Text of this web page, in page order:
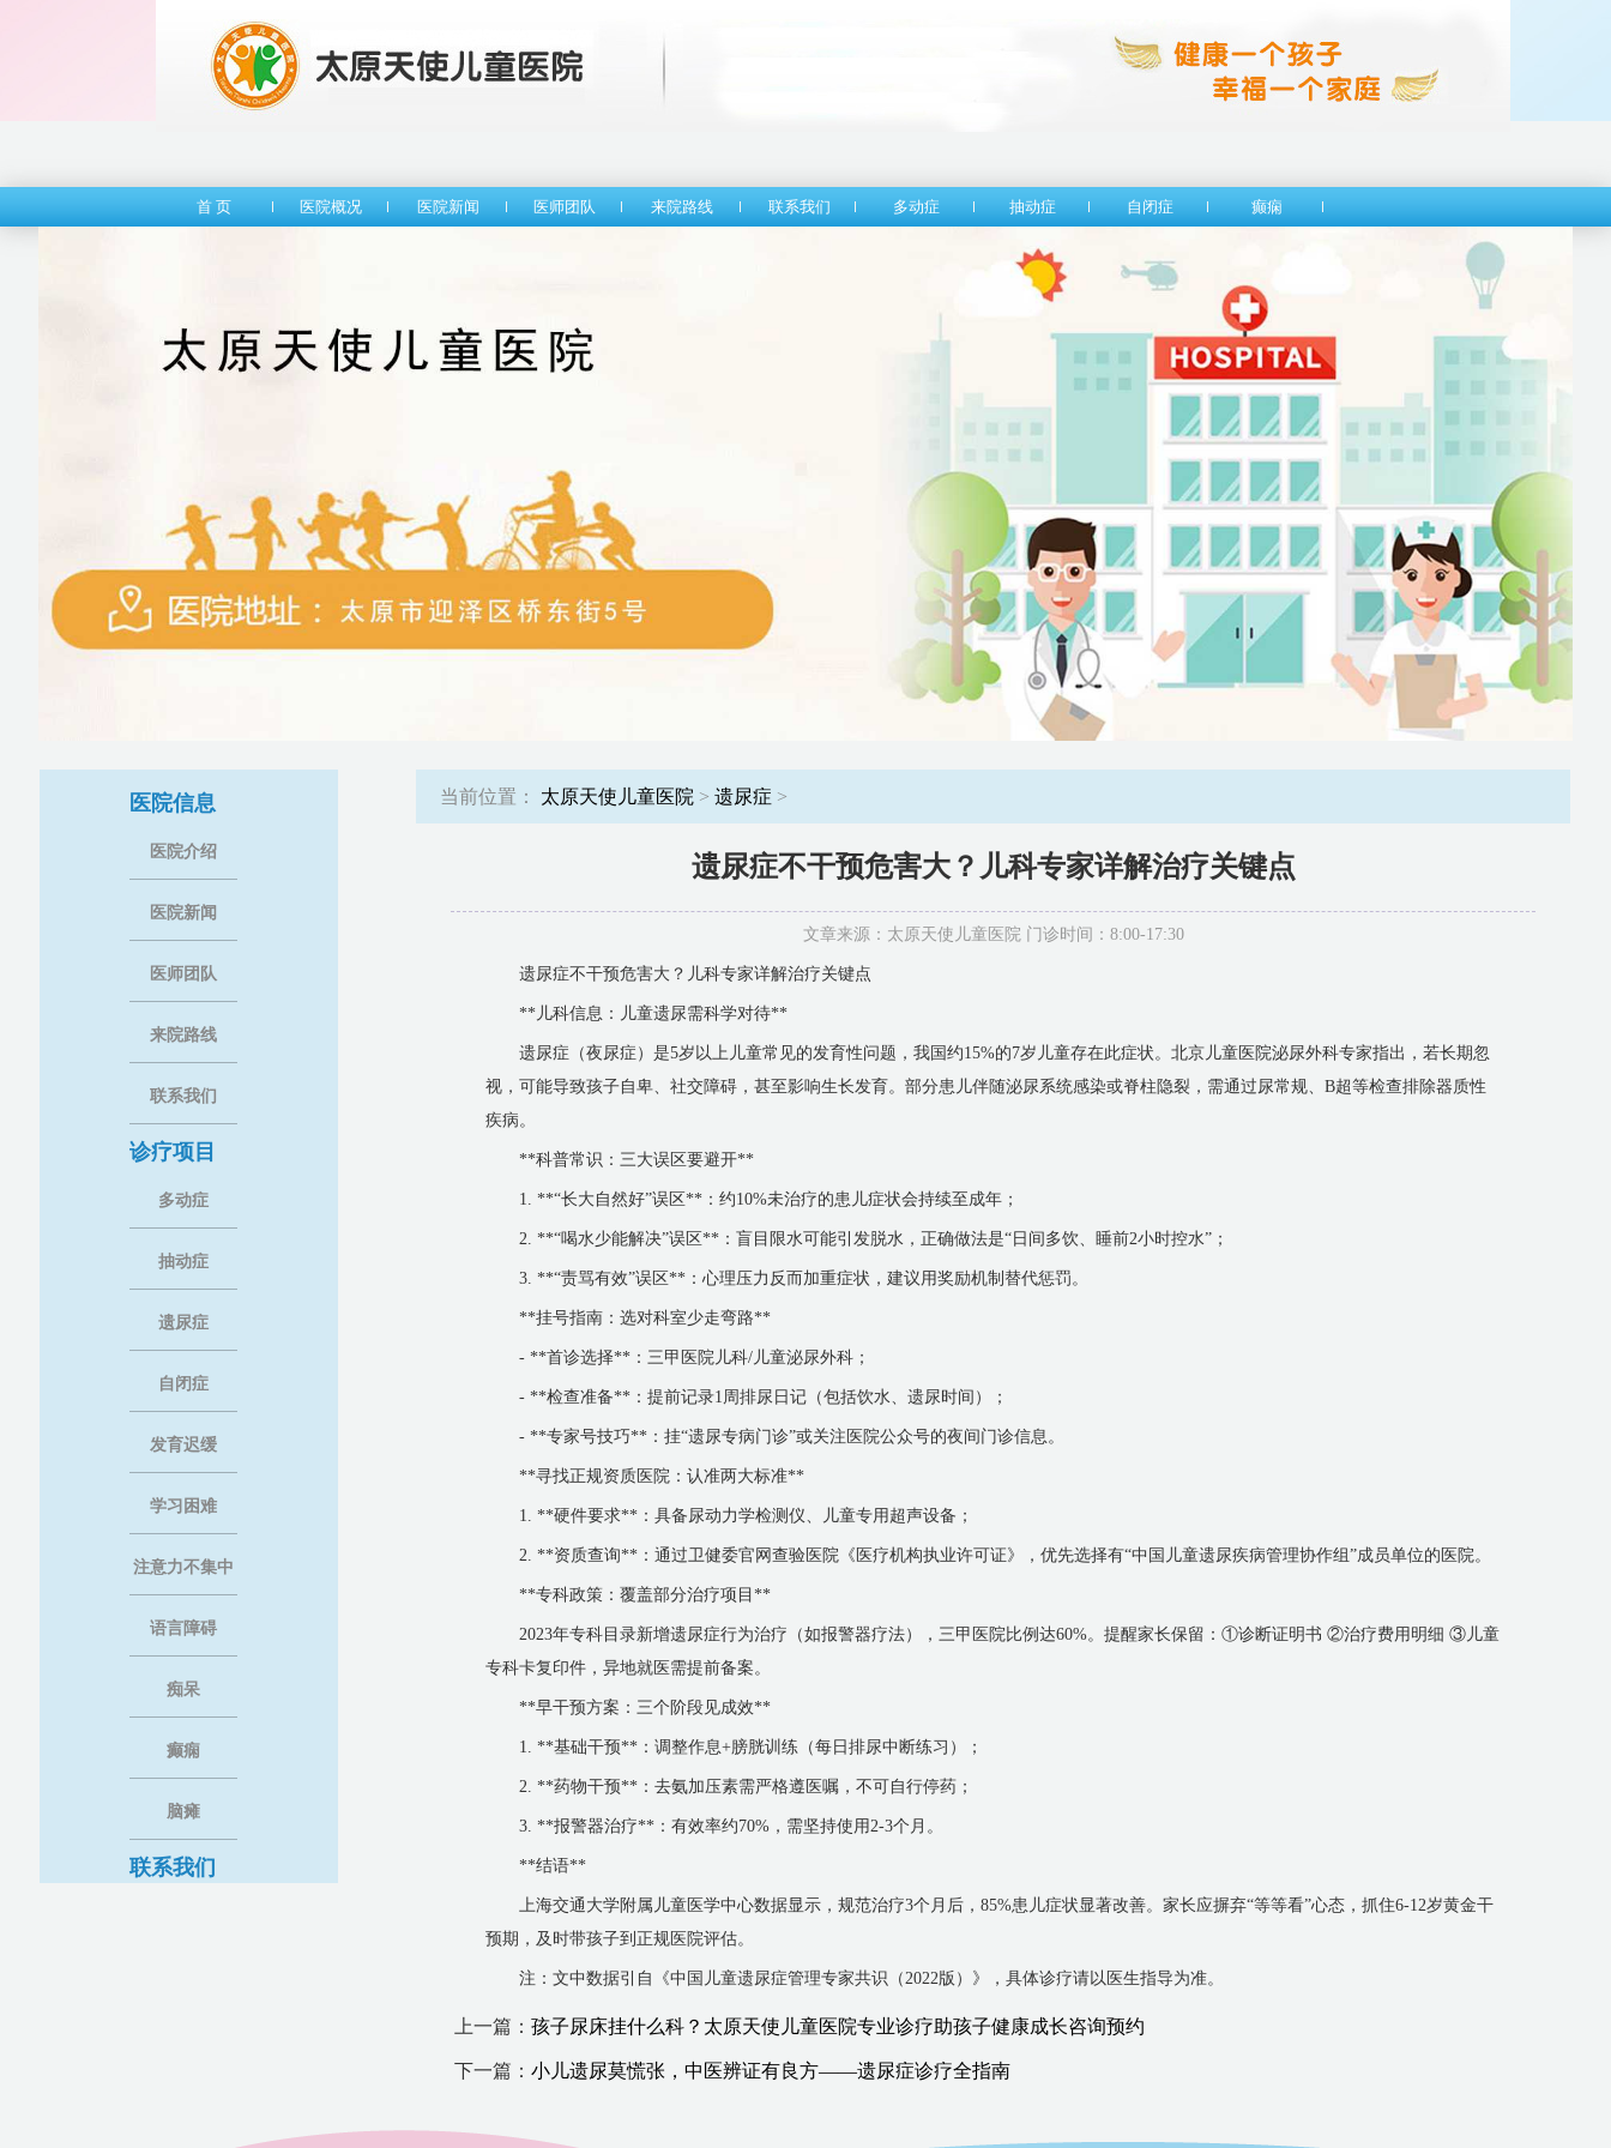
首 页 医院概况 医院新闻 医师团队 来院路线 联系我们 多动症 抽动症 自闭症 癫痫
医院信息
医院介绍
医院新闻
医师团队
来院路线
联系我们
诊疗项目
多动症
抽动症
遗尿症
自闭症
发育迟缓
学习困难
注意力不集中
语言障碍
痴呆
癫痫
脑瘫
联系我们
当前位置： 太原天使儿童医院 > 遗尿症 >
遗尿症不干预危害大？儿科专家详解治疗关键点
文章来源：太原天使儿童医院 门诊时间：8:00-17:30
遗尿症不干预危害大？儿科专家详解治疗关键点
**儿科信息：儿童遗尿需科学对待**
遗尿症（夜尿症）是5岁以上儿童常见的发育性问题，我国约15%的7岁儿童存在此症状。北京儿童医院泌尿外科专家指出，若长期忽
视，可能导致孩子自卑、社交障碍，甚至影响生长发育。部分患儿伴随泌尿系统感染或脊柱隐裂，需通过尿常规、B超等检查排除器质性
疾病。
**科普常识：三大误区要避开**
1. **“长大自然好”误区**：约10%未治疗的患儿症状会持续至成年；
2. **“喝水少能解决”误区**：盲目限水可能引发脱水，正确做法是“日间多饮、睡前2小时控水”；
3. **“责骂有效”误区**：心理压力反而加重症状，建议用奖励机制替代惩罚。
**挂号指南：选对科室少走弯路**
- **首诊选择**：三甲医院儿科/儿童泌尿外科；
- **检查准备**：提前记录1周排尿日记（包括饮水、遗尿时间）；
- **专家号技巧**：挂“遗尿专病门诊”或关注医院公众号的夜间门诊信息。
**寻找正规资质医院：认准两大标准**
1. **硬件要求**：具备尿动力学检测仪、儿童专用超声设备；
2. **资质查询**：通过卫健委官网查验医院《医疗机构执业许可证》，优先选择有“中国儿童遗尿疾病管理协作组”成员单位的医院。
**专科政策：覆盖部分治疗项目**
2023年专科目录新增遗尿症行为治疗（如报警器疗法），三甲医院比例达60%。提醒家长保留：①诊断证明书 ②治疗费用明细 ③儿童
专科卡复印件，异地就医需提前备案。
**早干预方案：三个阶段见成效**
1. **基础干预**：调整作息+膀胱训练（每日排尿中断练习）；
2. **药物干预**：去氨加压素需严格遵医嘱，不可自行停药；
3. **报警器治疗**：有效率约70%，需坚持使用2-3个月。
**结语**
上海交通大学附属儿童医学中心数据显示，规范治疗3个月后，85%患儿症状显著改善。家长应摒弃“等等看”心态，抓住6-12岁黄金干
预期，及时带孩子到正规医院评估。
注：文中数据引自《中国儿童遗尿症管理专家共识（2022版）》，具体诊疗请以医生指导为准。
上一篇： 孩子尿床挂什么科？太原天使儿童医院专业诊疗助孩子健康成长咨询预约
下一篇： 小儿遗尿莫慌张，中医辨证有良方——遗尿症诊疗全指南